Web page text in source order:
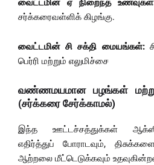
வைட்டமின் ஏ நிறைந்த
சர்க்கரைவள்ளிக் கிழங்கு.
வைட்டமின் சி சக்தி மையங்கள்:
பெர்ரி மற்றும் எலுமிச்சை
வண்ணமயமான பழங்கள் மற்றும்
(சர்க்கரை சேர்க்காமல்)
இந்த ஊட்டச்சத்துக்கள்
எதிர்த்துப் போராடவும்,
ஆற்றலை மீட்டெடுக்கவும்